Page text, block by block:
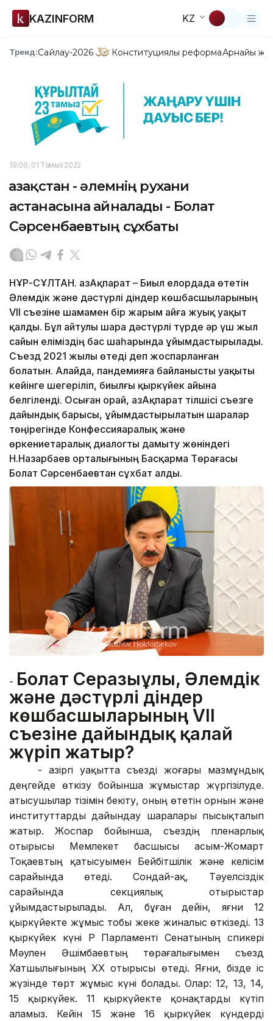
KAZINFORM KZ
Тренд:Сайлау-2026 Конституциялық реформаАрнайы
19:00, 01 Тамыз 2022
Қазақстан - әлемнің рухани
астанасына айналады - Болат
Сәрсенбаевтың сұхбаты
НҰР-СҰЛТАН. ҚазАқпарат – Биыл елордада өтетін
Әлемдік және дәстүрлі діндер көшбасшыларының
VII съезіне шамамен бір жарым айға жуық уақыт
қалды. Бұл айтулы шара дәстүрлі түрде әр үш жыл
сайын еліміздің бас шаһарында ұйымдастырылады.
Съезд 2021 жылы өтеді деп жоспарланған
болатын. Алайда, пандемияға байланысты уақыты
кейінге шегеріліп, биылғы қыркүйек айына
белгіленді. Осыған орай, ҚазАқпарат тілшісі съезге
дайындық барысы, ұйымдастырылатын шаралар
төңірегінде Конфессияаралық және
өркениетаралық диалогты дамыту жөніндегі
Н.Назарбаев орталығының Басқарма Төрағасы
Болат Сәрсенбаевтан сұхбат алды.
- Болат Серғазыұлы, Әлемдік
және дәстүрлі діндер
көшбасшыларының VII
съезіне дайындық қалай
жүріп жатыр?
-Қазіргі уақытта съезді жоғары мазмұндық
деңгейде өткізу бойынша жұмыстар жүргізілуде.
Қатысушылар тізімін бекіту, оның өтетін орнын және
институттарды дайындау шаралары пысықталып
жатыр. Жоспар бойынша, съездің пленарлық
отырысы Мемлекет басшысы Қасым-Жомарт
Тоқаевтың қатысуымен Бейбітшілік және келісім
сарайында өтеді. Сондай-ақ, Тәуелсіздік
сарайында секциялық отырыстар
ұйымдастырылады. Ал, бұған дейін, яғни 12
қыркүйекте жұмыс тобы жеке жиналыс өткізеді. 13
қыркүйек күні ҚР Парламенті Сенатының спикері
Мәулен Әшімбаевтың төрағалығымен съезд
Хатшылығының XX отырысы өтеді. Яғни, бізде іс
жүзінде төрт жұмыс күні болады. Олар: 12, 13, 14,
15 қыркүйек. 11 қыркүйекте қонақтарды күтіп
аламыз. Кейін 15 және 16 қыркүйек күндерді